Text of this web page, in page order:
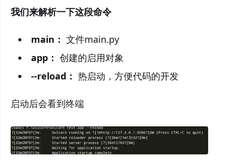
我们来解析一下这段命令
main： 文件main.py
app： 创建的启用对象
--reload： 热启动，方便代码的开发
启动后会看到终端